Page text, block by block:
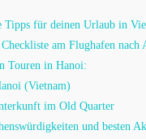
Tipps für deinen Urlaub in
Checkliste am Flughafen
Touren in Hanoi:
(Vietnam)
im Old Quarter
und besten